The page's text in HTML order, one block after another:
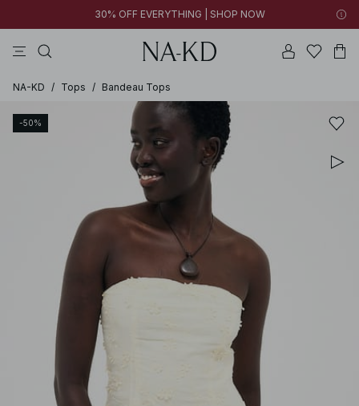
30% OFF EVERYTHING | SHOP NOW
NA-KD / Tops / Bandeau Tops
-50%